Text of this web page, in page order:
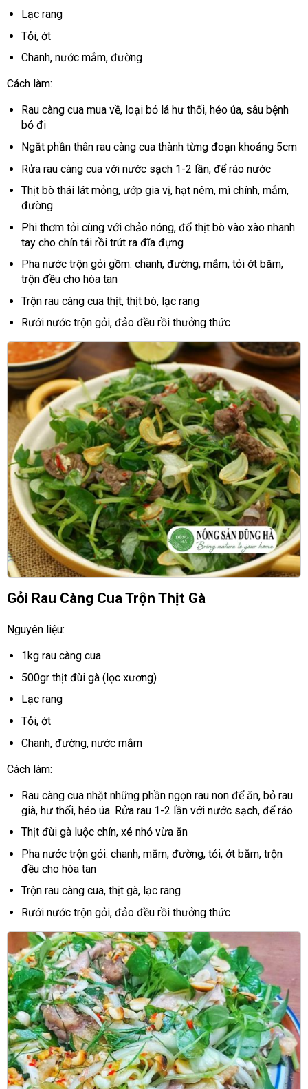
Lạc rang
Tỏi, ớt
Chanh, nước mắm, đường
Cách làm:
Rau càng cua mua về, loại bỏ lá hư thối, héo úa, sâu bệnh
bỏ đi
Ngắt phần thân rau càng cua thành từng đoạn khoảng 5cm
Rửa rau càng cua với nước sạch 1-2 lần, để ráo nước
Thịt bò thái lát mỏng, ướp gia vị, hạt nêm, mì chính, mắm,
đường
Phi thơm tỏi cùng với chảo nóng, đổ thịt bò vào xào nhanh
tay cho chín tái rồi trút ra đĩa đựng
Pha nước trộn gỏi gồm: chanh, đường, mắm, tỏi ớt băm,
trộn đều cho hòa tan
Trộn rau càng cua thịt, thịt bò, lạc rang
Rưới nước trộn gỏi, đảo đều rồi thưởng thức
Gỏi Rau Càng Cua Trộn Thịt Gà
Nguyên liệu:
1kg rau càng cua
500gr thịt đùi gà (lọc xương)
Lạc rang
Tỏi, ớt
Chanh, đường, nước mắm
Cách làm:
Rau càng cua nhặt những phần ngọn rau non để ăn, bỏ rau
già, hư thối, héo úa. Rửa rau 1-2 lần với nước sạch, để ráo
Thịt đùi gà luộc chín, xé nhỏ vừa ăn
Pha nước trộn gỏi: chanh, mắm, đường, tỏi, ớt băm, trộn
đều cho hòa tan
Trộn rau càng cua, thịt gà, lạc rang
Rưới nước trộn gỏi, đảo đều rồi thưởng thức